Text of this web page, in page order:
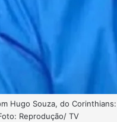
Hugo Souza, do Corinthians:
Reprodução/ TV